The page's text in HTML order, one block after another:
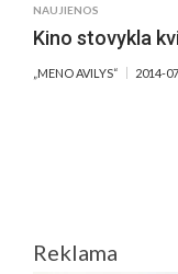
NAUJIENOS
Kino stovykla
„MENO AVILYS“ 2014-
Reklama